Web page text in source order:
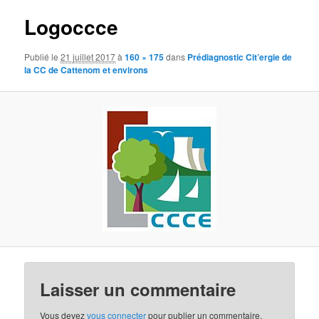
Logoccce
Publié le21 juillet 2017à160 × 175dans Prédiagnostic Cit’ergie de
la CC de Cattenom et environs
Laisser un commentaire
Vous devezvous connecterpour publier un commentaire.